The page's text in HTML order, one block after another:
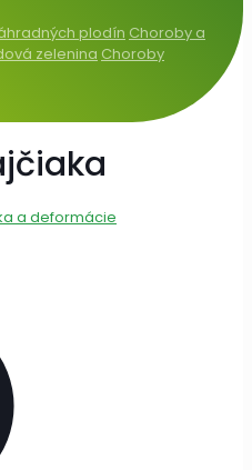
plodín Choroby a
zelenina Choroby